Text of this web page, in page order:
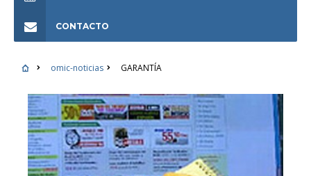
CONTACTO
omic-noticias GARANTÍA